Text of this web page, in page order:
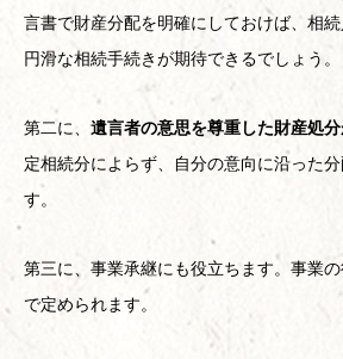
言書で財産分配を明確にしておけば、相続
円滑な相続手続きが期待できるでしょう。
第二に、 遺言者の意思を尊重した財産処
定相続分によらず、自分の意向に沿った
す。
第三に、事業承継にも役立ちます。事業
で定められます。